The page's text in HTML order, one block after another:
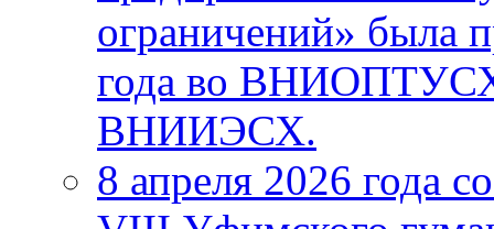
ограничений» была
года во
ВНИИЭСХ.
8 апреля 2026 года